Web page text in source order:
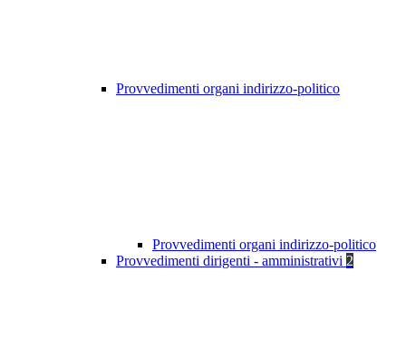
Provvedimenti organi indirizzo-politico
Provvedimenti organi indirizzo-politico
Provvedimenti dirigenti - amministrativi 2